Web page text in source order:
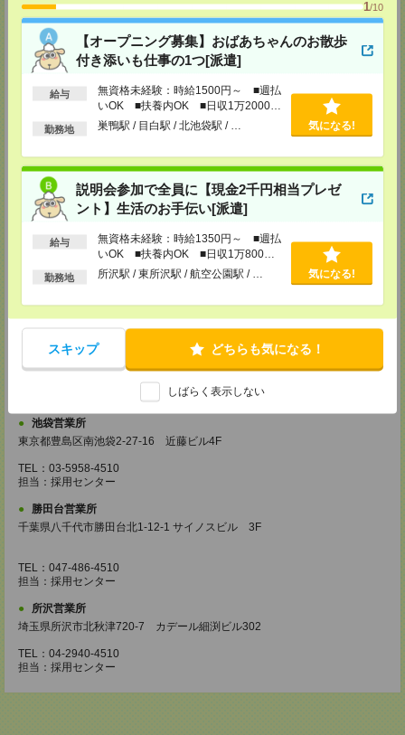
1/10
【オープニング募集】おばあちゃんのお散歩
付き添いも仕事の1つ[派遣]
給与
無資格未経験：時給1500円～ ■週払
いOK ■扶養内OK ■日収1万2000円
以上
勤務地 巣鴨駅 / 目白駅 / 北池袋駅 / … 気になる!
説明会参加で全員に【現金2千円相当プレゼ
ント】生活のお手伝い[派遣]
給与
無資格未経験：時給1350円～ ■週払
いOK ■扶養内OK ■日収1万800円
以上
勤務地 所沢駅 / 東所沢駅 / 航空公園駅 / … 気になる!
スキップ どちらも気になる！
しばらく表示しない
東松山営業所
埼玉県松山市箭弓町1-6-1 ZONA1 3F
※川越営業所もあり…埼玉県川越市脇田本町11-1 川越シティービル6F
TEL：0493-21-4510
埼玉県越谷市南越谷1-16-8 イーストサンビル5 5F
TEL：048-990-4510
錦糸町営業所
東京都墨田区江東橋４－１９－３ 錦糸町ミハマビル 3階
TEL：03-5669-4522
担当：採用センター
新宿営業所
〒160－0023
新宿区西新宿1-8-1
立川営業所
東京都立川市曙町2-31-15 日住金立川ビル3F
池袋営業所
東京都豊島区南池袋2-27-16 近藤ビル4F
TEL：03-5958-4510
担当：採用センター
勝田台営業所
千葉県八千代市勝田台北1-12-1 サイノスビル 3F
TEL：047-486-4510
担当：採用センター
所沢営業所
埼玉県所沢市北秋津720-7 カデール細渕ビル302
TEL：04-2940-4510
担当：採用センター